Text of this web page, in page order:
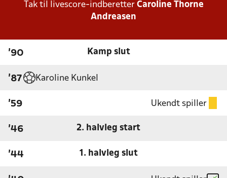
Tak til livescore-indberetter Caroline Thorne
Andreasen
'90 Kamp slut
'87 Karoline Kunkel
'59 Ukendt spiller
'46 2. halvleg start
'44 1. halvleg slut